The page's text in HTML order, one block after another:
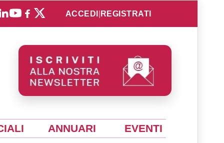
ACCEDI REGISTRATI
ANNUARI EVENTI